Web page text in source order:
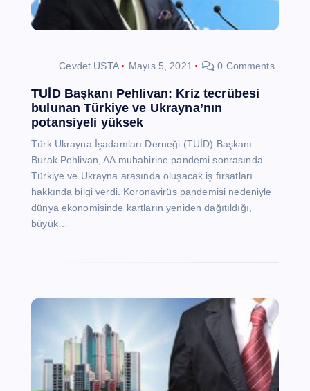
Cevdet USTA Mayıs 5, 2021 0 Comments
TUİD Başkanı Pehlivan: Kriz tecrübesi
bulunan Türkiye ve Ukrayna’nın
potansiyeli yüksek
Türk Ukrayna İşadamları Derneği (TUİD) Başkanı
Burak Pehlivan, AA muhabirine pandemi sonrasında
Türkiye ve Ukrayna arasında oluşacak iş fırsatları
hakkında bilgi verdi. Koronavirüs pandemisi nedeniyle
dünya ekonomisinde kartların yeniden dağıtıldığı,
büyük…